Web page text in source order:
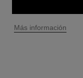
↩
Más información